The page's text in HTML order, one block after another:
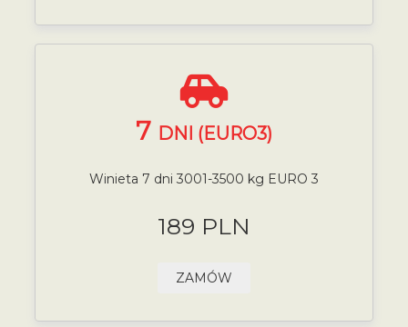
7 DNI (EURO3)
Winieta 7 dni 3001-3500 kg EURO 3
189 PLN
ZAMÓW